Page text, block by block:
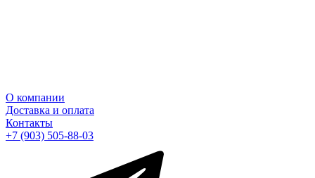
О компании
Доставка и оплата
Контакты
+7 (903) 505-88-03